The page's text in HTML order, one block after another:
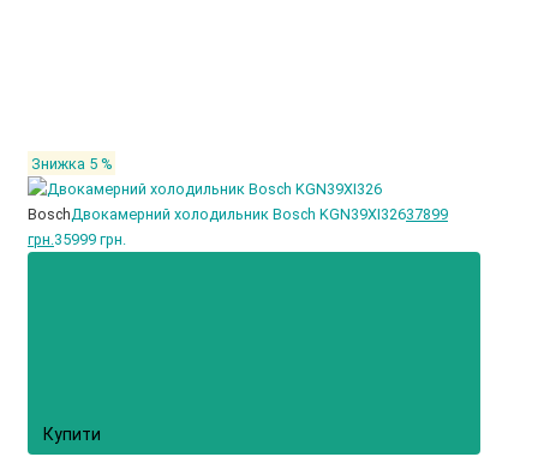
Знижка 5 %
BoschДвокамерний холодильник Bosch KGN39XI32637899
грн.35999 грн.
Купити